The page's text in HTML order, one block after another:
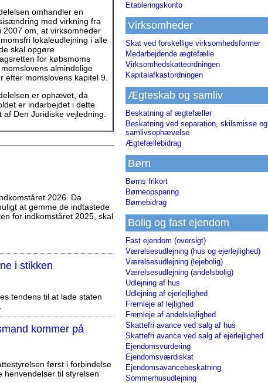
omhandler en
med virkning fra
2007 om, at virksomheder
lokaleudlejning i alle
skal opgøre
for købsmoms
almindelige
efter momslovens kapitel 9.
er ophævet, da
er indarbejdet i dette
af Den Juridiske vejledning.
2026. Da
at gemme de indtastede
for indkomståret 2025, skal
i stikken
tendens til at lade staten
kommer på
først i forbindelse
henvendelser til styrelsen
Etableringskonto
Virksomheder
Skat ved forskellige virksomhedsformer
Medarbejdende ægtefælle
Virksomhedskatteordningen
Kapitalafkastordningen
Ægteskab og samliv
Beskatning af ægtefæller
Beskatning ved separation, skilsmisse og
samlivsophævelse
Ægtefællebidrag
Børn
Børns frikort
Børneopsparing
Børnebidrag
Bolig og fast ejendom
Fast ejendom (oversigt)
Værelsesudlejning (hus og ejerlejlighed)
Værelsesudlejning (lejebolig)
Værelsesudlejning (andelsbolig)
Udlejning af hus
Udlejning af ejerlejlighed
Fremleje af lejlighed
Fremleje af andelslejlighed
Skattefri avance ved salg af hus
Skattefri avance ved salg af ejerlejlighed
Ejendomsvurdering
Ejendomsværdiskat
Ejendomsavancebeskatning
Sommerhusudlejning